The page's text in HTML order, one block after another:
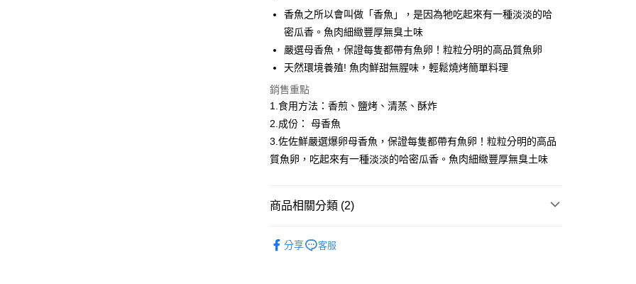
臺灣中小企業銀行
台中商業銀行
匯豐（台灣）商業銀行
聯邦商業銀行
遠東國際商業銀行
元大商業銀行
永豐商業銀行
台新國際商業銀行
台灣樂天信用卡公司
上海商業儲蓄銀行
台北富邦商業銀行
臺灣中小企業銀行
匯豐（台灣）商業銀行
華泰商業銀行
聯邦商業銀行
遠東國際商業銀行
元大商業銀行
台新國際商業銀行
中國信託商業銀行
台灣樂天信用卡公司
Apple Pay
悠遊付
ATM付款
貨到付款
運送方式
冷凍7-11取貨(快速到店，到貨後4天內需取貨)
冷凍宅配-抗凍紙箱裝(可備註改保麗龍箱)
冷凍宅配-紙箱裝
香魚之所以會叫做「香魚」，是因為牠吃起來有一種淡淡的哈
密瓜香。魚肉細緻豐厚無臭土味
嚴選母香魚，保證每隻都帶有魚卵！粒粒分明的高品質魚卵
天然環境養殖! 魚肉鮮甜無腥味，輕鬆燒烤簡單料理
銷售重點
1.食用方法：香煎、鹽烤、清蒸、酥炸
2.成份： 母香魚
3.佐佐鮮嚴選爆卵母香魚，保證每隻都帶有魚卵！粒粒分明的高品
質魚卵，吃起來有一種淡淡的哈密瓜香。魚肉細緻豐厚無臭土味
商品相關分類 (2)
分享 客服